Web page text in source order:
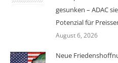
gesunken – ADAC
Potenzial für
August 6, 2026
Neue